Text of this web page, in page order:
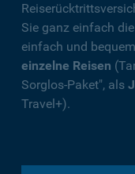
Sie ganz einfach
einfach und
einzelne Reisen
Sorglos-Paket", als
Travel+).